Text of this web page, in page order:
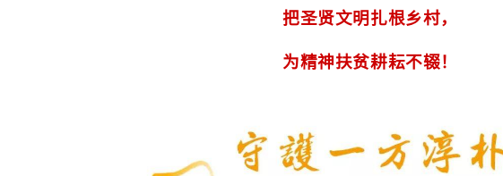
把圣贤文明扎根乡村，
为精神扶贫耕耘不辍！